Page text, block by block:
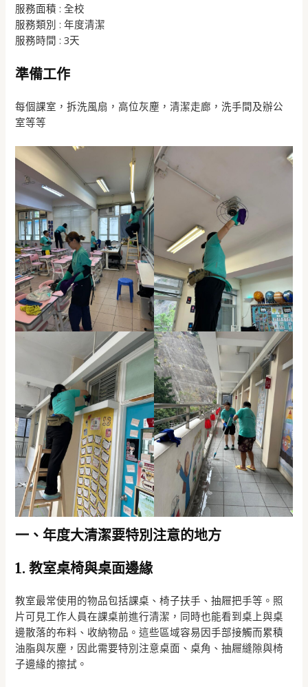
服務面積 : 全校
服務類別 : 年度清潔
服務時間 : 3天
準備工作
每個課室，拆洗風扇，高位灰塵，清潔走廊，洗手間及辦公
室等等
一、年度大清潔要特別注意的地方
1. 教室桌椅與桌面邊緣
教室最常使用的物品包括課桌、椅子扶手、抽屜把手等。照
片可見工作人員在課桌前進行清潔，同時也能看到桌上與桌
邊散落的布料、收納物品。這些區域容易因手部接觸而累積
油脂與灰塵，因此需要特別注意桌面、桌角、抽屜縫隙與椅
子邊緣的擦拭。